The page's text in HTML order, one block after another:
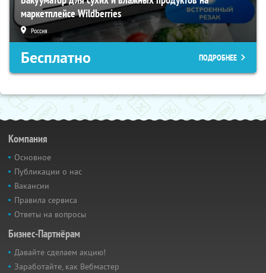
маркетплейсе Wildberries
Россия
Бесплатно ПОДРОБНЕЕ
Компания
Основное
Публикации о нас
Вакансии
Правила сервиса
Ответы на вопросы
Бизнес-Партнёрам
Давайте сделаем акцию!
Заработайте, как Вебмастер